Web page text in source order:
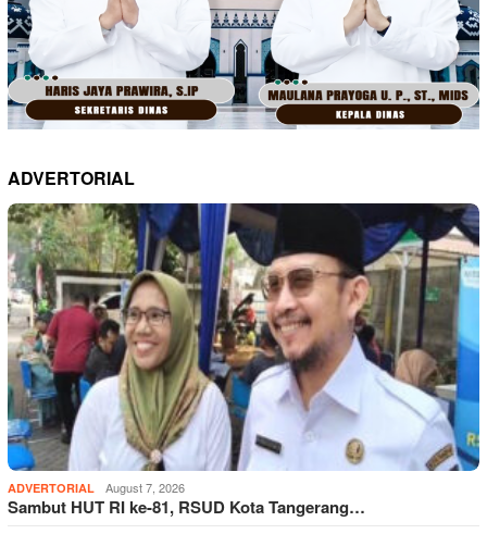
ADVERTORIAL
ADVERTORIAL August 7, 2026
Sambut HUT RI ke-81, RSUD Kota Tangerang…